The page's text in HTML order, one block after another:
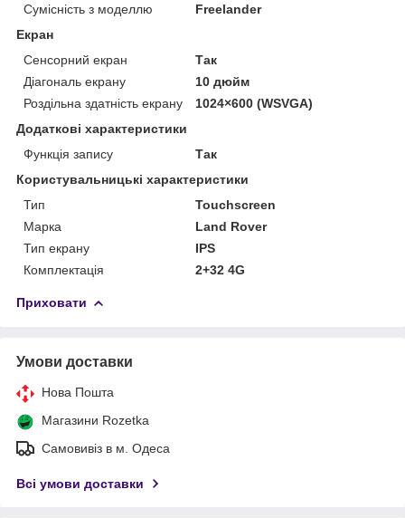
Сумісність з моделлю
Freelander
Екран
Сенсорний екран
Так
Діагональ екрану
10 дюйм
Роздільна здатність екрану
1024×600 (WSVGA)
Додаткові характеристики
Функція запису
Так
Користувальницькі характеристики
Тип
Touchscreen
Марка
Land Rover
Тип екрану
IPS
Комплектація
2+32 4G
Приховати
Умови доставки
Нова Пошта
Магазини Rozetka
Самовивіз в м. Одеса
Всі умови доставки